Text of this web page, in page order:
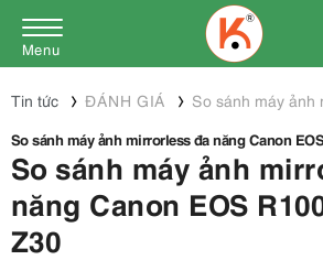
Menu
Tin tức ĐÁNH GIÁ
So sánh máy ảnh
So sánh máy ảnh mirrorless đa năng Canon
So sánh máy ảnh
năng Canon EOS
Z30